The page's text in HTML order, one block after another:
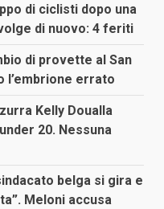
di ciclisti dopo una
di nuovo: 4 feriti
di provette al San
l’embrione errato
Kelly Doualla
20. Nessuna
belga si gira e
Meloni accusa